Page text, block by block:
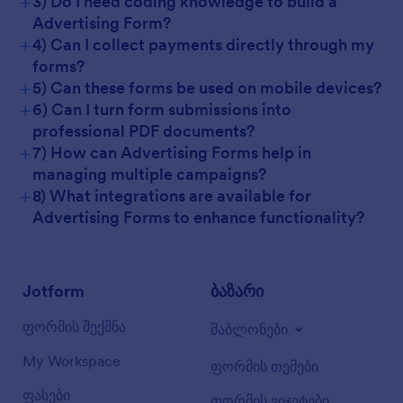
Advertising Form?
+4) Can I collect payments directly through my
forms?
+5) Can these forms be used on mobile devices?
+6) Can I turn form submissions into
professional PDF documents?
+7) How can Advertising Forms help in
managing multiple campaigns?
+8) What integrations are available for
Advertising Forms to enhance functionality?
Jotform
ფორმის შექმნა
My Workspace
ფასები
ბაზარი
შაბლონები
ფორმის თემები